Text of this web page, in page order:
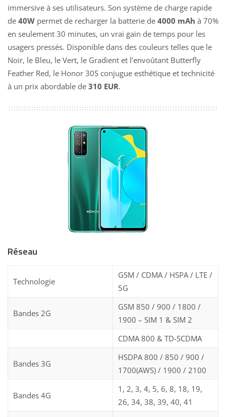
immersive à ses utilisateurs. Son système de charge rapide
de 40W permet de recharger la batterie de 4000 mAh à 70%
en seulement 30 minutes, un vrai gain de temps pour les
usagers pressés. Disponible dans des couleurs telles que le
Noir, le Bleu, le Vert, le Gradient et l’envoûtant Butterfly
Feather Red, le Honor 30S conjugue esthétique et technicité
à un prix abordable de 310 EUR.
Réseau
Technologie
GSM / CDMA / HSPA / LTE /
5G
Bandes 2G
GSM 850 / 900 / 1800 /
1900 – SIM 1 & SIM 2
CDMA 800 & TD-SCDMA
Bandes 3G
HSDPA 800 / 850 / 900 /
1700(AWS) / 1900 / 2100
Bandes 4G
1, 2, 3, 4, 5, 6, 8, 18, 19,
26, 34, 38, 39, 40, 41